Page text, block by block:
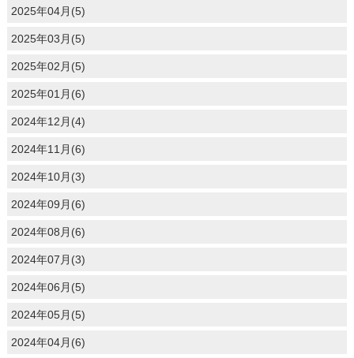
2025年04月(5)
2025年03月(5)
2025年02月(5)
2025年01月(6)
2024年12月(4)
2024年11月(6)
2024年10月(3)
2024年09月(6)
2024年08月(6)
2024年07月(3)
2024年06月(5)
2024年05月(5)
2024年04月(6)